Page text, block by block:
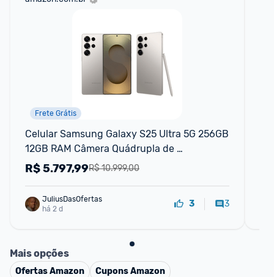
Frete Grátis
Celular Samsung Galaxy S25 Ultra 5G 256GB
12GB RAM Câmera Quádrupla de
200+50+10+50 Tela Grande de 6.9" Titânio
R$ 10.999,00
R$5.797,99
JuliusDasOfertas
há 2 d
3 3
Mais opções
OfertasAmazon CuponsAmazon